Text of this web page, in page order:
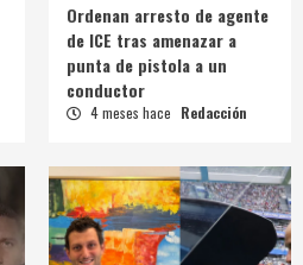
Ordenan arresto de agente
de ICE tras amenazar a
punta de pistola a un
conductor
4 meses hace Redacción